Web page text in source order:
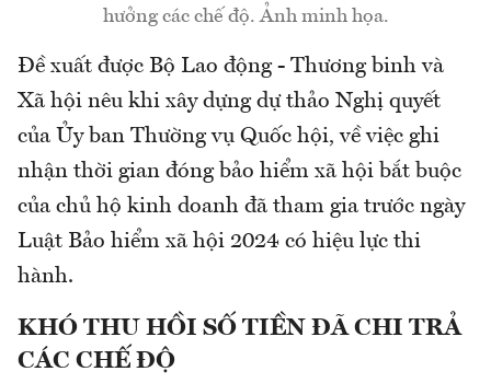
hưởng các chế độ. Ảnh minh họa.
Đề xuất được Bộ Lao động - Thương binh và
Xã hội nêu khi xây dựng dự thảo Nghị quyết
của Ủy ban Thường vụ Quốc hội, về việc ghi
nhận thời gian đóng bảo hiểm xã hội bắt buộc
của chủ hộ kinh doanh đã tham gia trước ngày
Luật Bảo hiểm xã hội 2024 có hiệu lực thi
hành.
KHÓ THU HỒI SỐ TIỀN ĐÃ CHI TRẢ
CÁC CHẾ ĐỘ